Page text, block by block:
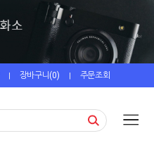
| 장바구니(0) | 주문조회